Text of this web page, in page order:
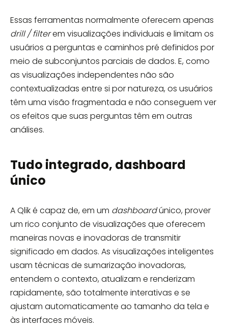
Essas ferramentas normalmente oferecem apenas
drill / filterem visualizações individuais e limitam os
usuários a perguntas e caminhos pré definidos por
meio de subconjuntos parciais de dados. E, como
as visualizações independentes não são
contextualizadas entre si por natureza, os usuários
têm uma visão fragmentada e não conseguem ver
os efeitos que suas perguntas têm em outras
análises.
Tudo integrado, dashboard
único
A Qlik é capaz de, em um dashboardúnico, prover
um rico conjunto de visualizações que oferecem
maneiras novas e inovadoras de transmitir
significado em dados. As visualizações inteligentes
usam técnicas de sumarização inovadoras,
entendem o contexto, atualizam e renderizam
rapidamente, são totalmente interativas e se
ajustam automaticamente ao tamanho da tela e
às interfaces móveis.